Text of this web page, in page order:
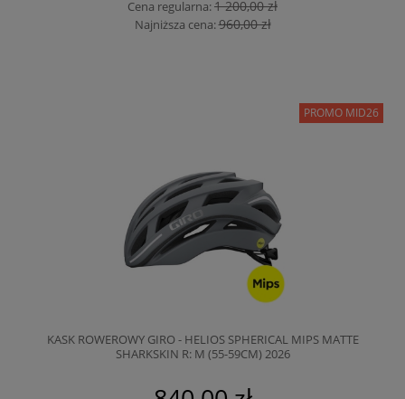
Cena regularna:1 200,00 zł
Najniższa cena:960,00 zł
KASK ROWEROWY GIRO - HELIOS SPHERICAL MIPS MATTE
SHARKSKIN R: M (55-59CM) 2026
PROMO MID26